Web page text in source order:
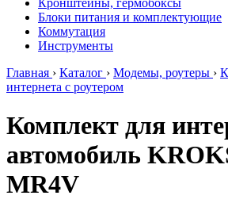
Кронштейны, гермобоксы
Блоки питания и комплектующие
Коммутация
Инструменты
Главная › Каталог › Модемы, роутеры ›
интернета с роутером
Комплект для
автомобиль
MR4V